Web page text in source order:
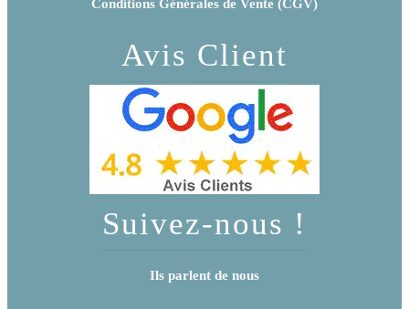
Conditions Générales de Vente (CGV)
Avis Client
Suivez-nous !
Ils parlent de nous